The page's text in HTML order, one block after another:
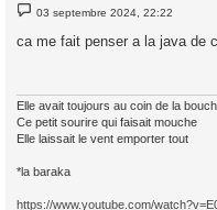
M
e
s
03 septembre 2024, 22:22
ca me fait penser a la java de
Elle avait toujours au coin de la
Ce petit sourire qui faisait mouche
Elle laissait le vent emporter tout
*la baraka
https://www.youtube.com/